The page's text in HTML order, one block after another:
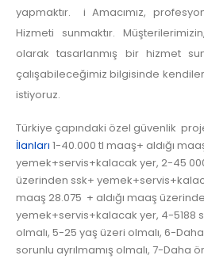
yapmaktır. i Amacımız,
Hizmeti sunmaktır.
olarak tasarlanmış bir hizmet
çalışabileceğimiz bilgisinde
istiyoruz.
Türkiye çapındaki özel güvenlik
İlanları 1-40.000 tl maaş+ aldığı
yemek+servis+kalacak yer, 2-45
üzerinden ssk+
maaş 28.075 + aldığı maaş
yemek+servis+kalacak yer, 4-5188
olmalı, 5-25 yaş üzeri olmalı, 6-
sorunlu ayrılmamış olmalı, 7-Daha